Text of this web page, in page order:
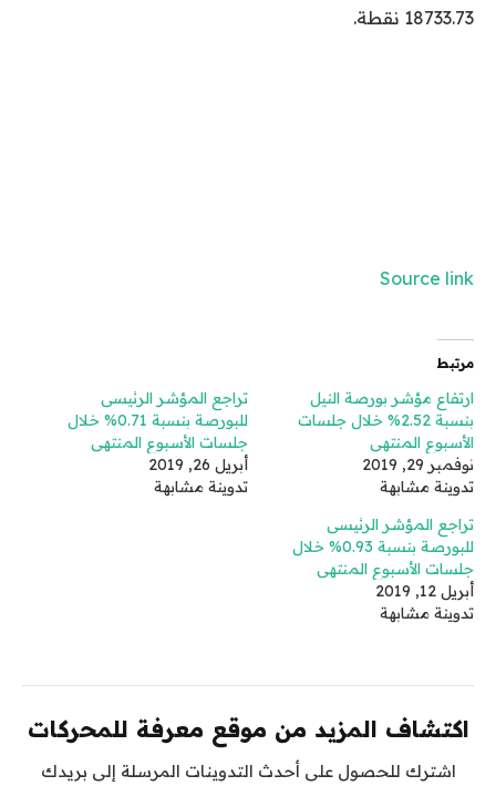
18733.73 نقطة.
Source link
مرتبط
ارتفاع مؤشر بورصة النيل
بنسبة 2.52% خلال جلسات
الأسبوع المنتهى
نوفمبر 29, 2019
تدوينة مشابهة
تراجع المؤشر الرئيسى
للبورصة بنسبة 0.71% خلال
جلسات الأسبوع المنتهى
أبريل 26, 2019
تدوينة مشابهة
تراجع المؤشر الرئيسى
للبورصة بنسبة 0.93% خلال
جلسات الأسبوع المنتهى
أبريل 12, 2019
تدوينة مشابهة
اكتشاف المزيد من موقع معرفة للمحركات
اشترك للحصول على أحدث التدوينات المرسلة إلى بريدك